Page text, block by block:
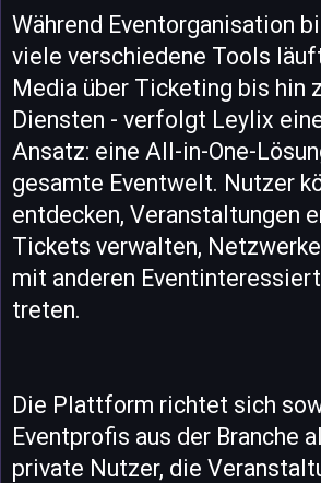
Während Eventorganisation
viele verschiedene Tools
Media über Ticketing bis hin
Diensten - verfolgt Leylix
Ansatz: eine All-in-One-
gesamte Eventwelt. Nutzer
entdecken, Veranstaltungen
Tickets verwalten,
mit anderen
treten.
Die Plattform richtet sich
Eventprofis aus der Branche
private Nutzer, die